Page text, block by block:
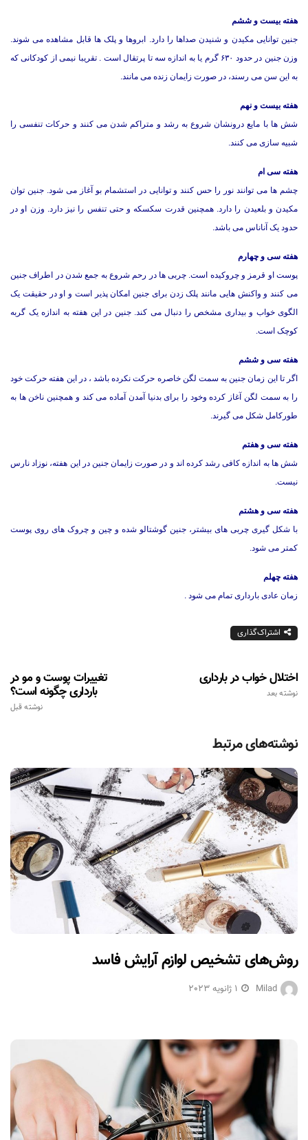
هفته بیست و ششم
جنین توانایی مکیدن و شنیدن صداها را دارد. ابروها و پلک ها قابل مشاهده می شوند.
وزن جنین در حدود ۶۳۰ گرم یا به اندازه سه تا پرتقال است . تقریبا نیمی از کودکانی که
به این سن می رسند، در صورت زایمان زنده می مانند.
هفته بیست و نهم
شش ها با مایع درونشان شروع به رشد و متراکم شدن می کنند و حرکات تنفسی را
شبیه سازی می کنند.
هفته سی ام
چشم ها می توانند نور را حس کنند و توانایی در استشمام بو آغاز می شود. جنین توان
مکیدن و بلعیدن را دارد. همچنین قدرت سکسکه و حتی تنفس را نیز دارد. وزن او در
حدود یک آناناس می باشد.
هفته سی و چهارم
پوست او قرمز و چروکیده است. چربی ها در رحم شروع به جمع شدن در اطراف جنین
می کنند و واکنش هایی مانند پلک زدن برای جنین امکان پذیر است و او در حقیقت یک
الگوی خواب و بیداری مشخص را دنبال می کند. جنین در این هفته به اندازه یک گربه
کوچک است.
هفته سی و ششم
اگر تا این زمان جنین به سمت لگن خاصره حرکت نکرده باشد ، در این هفته حرکت خود
را به سمت لگن آغاز کرده وخود را برای بدنيا آمدن آماده می کند و همچنین ناخن ها به
طورکامل شکل می گیرند.
هفته سی و هفتم
شش ها به اندازه کافی رشد کرده اند و در صورت زایمان جنین در این هفته، نوزاد نارس
نیست.
هفته سی و هشتم
با شکل گیری چربی های بیشتر، جنین گوشتالو شده و چین و چروک های روی پوست
کمتر می شود.
هفته چهلم
زمان عادی بارداری تمام می شود .
اشتراک‌گذاری
تغییرات پوست و مو در
بارداری چگونه است؟
نوشته قبل
اختلال خواب در بارداری
نوشته بعد
نوشته‌های مرتبط
روش‌های تشخیص لوازم آرایش فاسد
Milad 1 ژانویه 2023